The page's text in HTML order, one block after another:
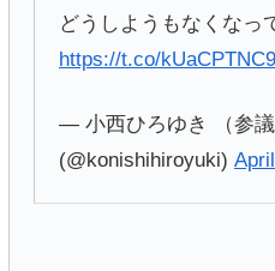
どうしようもなくなっ
https://t.co/
— 小西ひろゆき （参議
(@konishihiroyuki)